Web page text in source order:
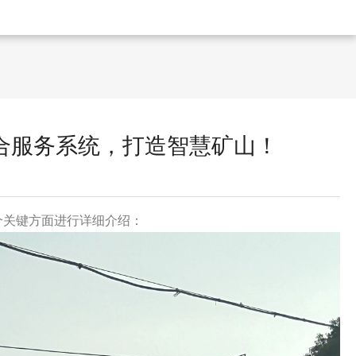
务系统，打造智慧矿山！
键方面进行详细介绍：